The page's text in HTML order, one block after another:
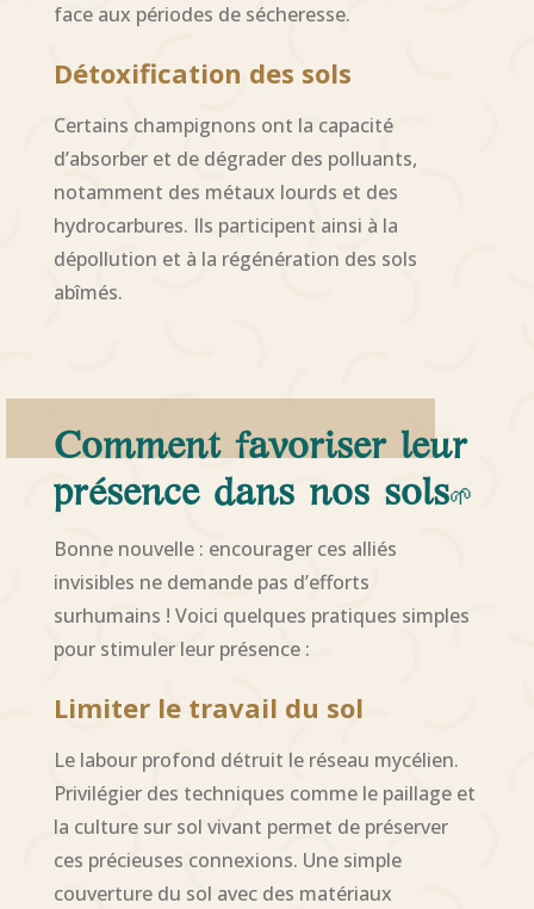
face aux périodes de sécheresse.
Détoxification des sols
Certains champignons ont la capacité
d’absorber et de dégrader des polluants,
notamment des métaux lourds et des
hydrocarbures. Ils participent ainsi à la
dépollution et à la régénération des sols
abîmés.
Comment favoriser leur
présence dans nos sols🌱
Bonne nouvelle : encourager ces alliés
invisibles ne demande pas d’efforts
surhumains ! Voici quelques pratiques simples
pour stimuler leur présence :
Limiter le travail du sol
Le labour profond détruit le réseau mycélien.
Privilégier des techniques comme le paillage et
la culture sur sol vivant permet de préserver
ces précieuses connexions. Une simple
couverture du sol avec des matériaux